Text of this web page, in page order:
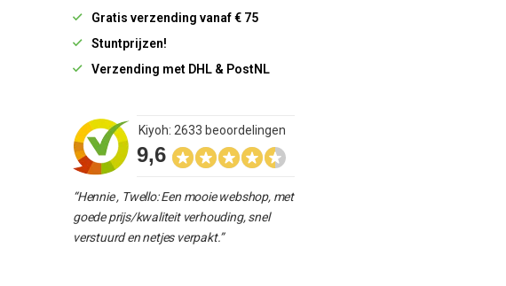
Gratis verzending vanaf € 75
Stuntprijzen!
Verzending met DHL & PostNL
9,6
Kiyoh: 2633 beoordelingen
“Hennie , Twello: Een mooie webshop, met
goede prijs/kwaliteit verhouding, snel
verstuurd en netjes verpakt.”